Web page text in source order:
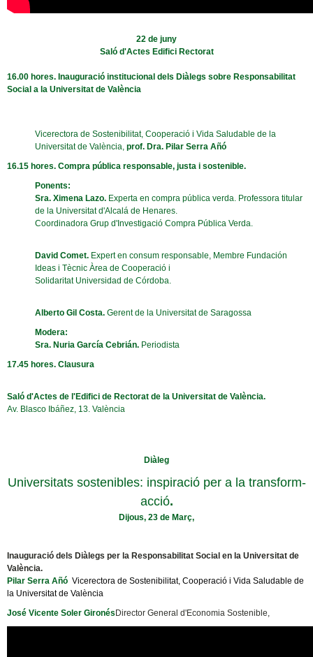
22 de juny
Saló d'Actes Edifici Rectorat
16.00 hores. Inauguració institucional dels Diàlegs sobre Responsabilitat
Social a la Universitat de València
Vicerectora de Sostenibilitat, Cooperació i Vida Saludable de la
Universitat de València, prof. Dra. Pilar Serra Añó
16.15 hores. Compra pública responsable, justa i sostenible.
Ponents:
Sra. Ximena Lazo. Experta en compra pública verda. Professora titular
de la Universitat d'Alcalá de Henares.
Coordinadora Grup d'Investigació Compra Pública Verda.
David Comet. Expert en consum responsable, Membre Fundación
Ideas i Tècnic Àrea de Cooperació i
Solidaritat Universidad de Córdoba.
Alberto Gil Costa.Gerent de la Universitat de Saragossa
Modera:
Sra. Nuria García Cebrián. Periodista
17.45 hores. Clausura
Saló d'Actes de l'Edifici de Rectorat de la Universitat de València.
Av. Blasco Ibáñez, 13. València
Diàleg
Universitats sostenibles: inspiració per a la transform-
acció.
Dijous, 23 de Març,
Inauguració dels Diàlegs per la Responsabilitat Social en la Universitat de
València.
Pilar Serra Añó Vicerectora de Sostenibilitat, Cooperació i Vida Saludable de
la Universitat de València
José Vicente Soler Gironés Director General d'Economia Sostenible,